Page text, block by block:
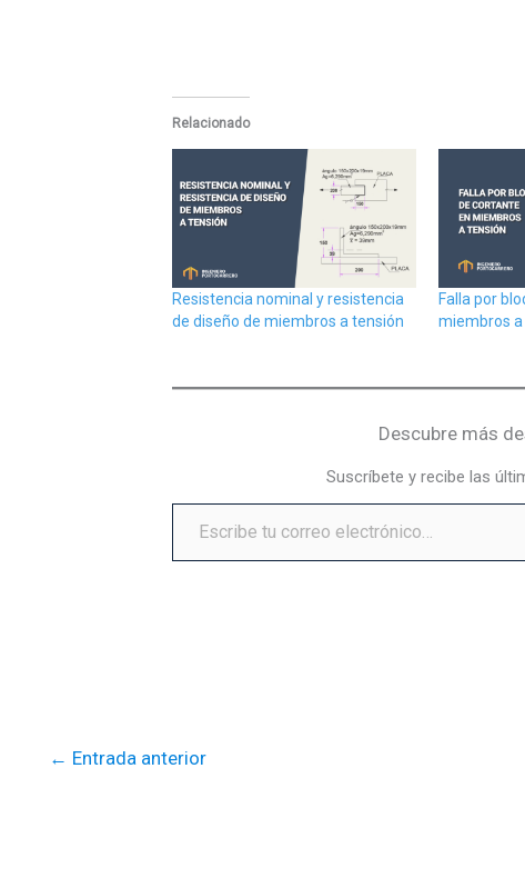
Relacionado
Resistencia nominal y resistencia
de diseño de miembros a tensión
Falla por
miembros
Descubre más
Suscríbete y recibe las
← Entrada anterior